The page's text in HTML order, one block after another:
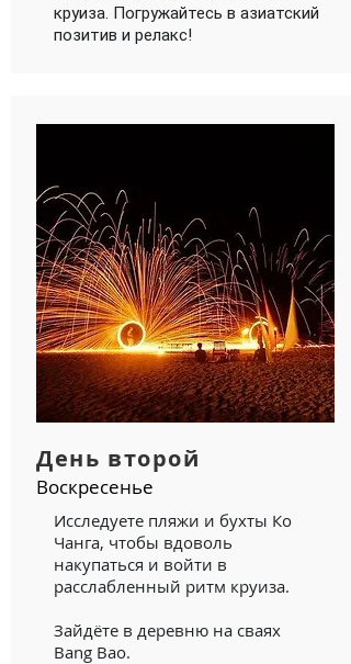
круиза. Погружайтесь в азиатский
позитив и релакс!
День второй
Воскресенье
Исследуете пляжи и бухты Ко
Чанга, чтобы вдоволь
накупаться и войти в
расслабленный ритм круиза.
Зайдёте в деревню на сваях
Bang Bao.